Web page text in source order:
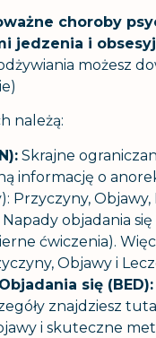
choroby
jedzenia i
możesz
)
należą:
Skrajne
informację o
Przyczyny, Objawy,
objadania
ćwiczenia).
Objawy i
się (BED):
znajdziesz
i skuteczne